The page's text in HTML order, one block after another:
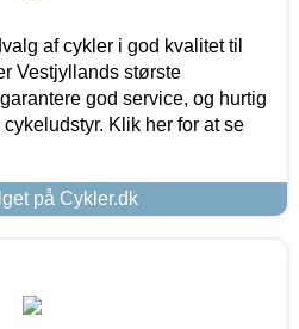
af cykler i god kvalitet til
Vestjyllands største
god service, og hurtig
Klik her for at se
på Cykler.dk